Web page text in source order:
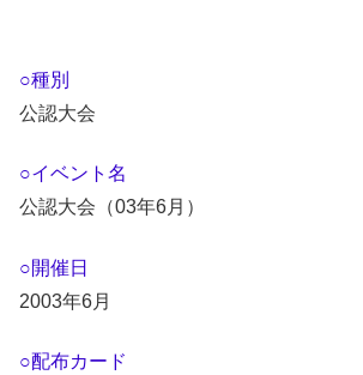
○種別
公認大会
○イベント名
公認大会（03年6月）
○開催日
2003年6月
○配布カード